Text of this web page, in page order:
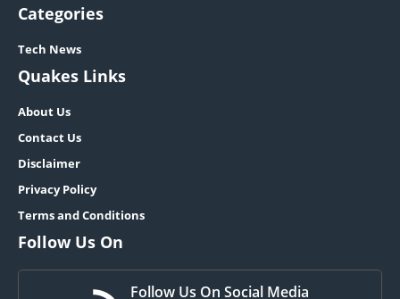
Categories
Tech News
Quakes Links
About Us
Contact Us
Disclaimer
Privacy Policy
Terms and Conditions
Follow Us On
Follow Us On Social Media